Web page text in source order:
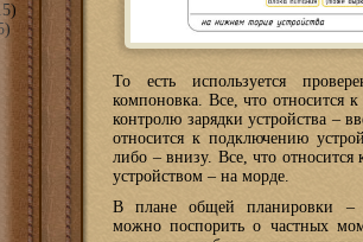
То есть используется
компоновка. Все, что относится
контролю зарядки устройства –
относится к подключению
либо – внизу. Все, что относится
устройством – на морде.
В плане общей планировки
можно поспорить о частных